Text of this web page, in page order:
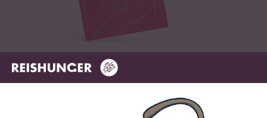
Digitales Rezeptbuch per E-Mail
✔️ Von Sushi über Curry bis hin zu Desserts